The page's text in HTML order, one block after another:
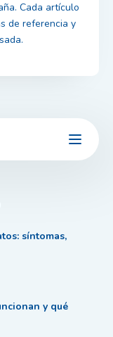
Cada artículo
de referencia y
síntomas,
y qué